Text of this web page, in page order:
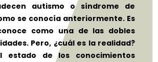
autismo o síndrome de
se conocía anteriormente. Es
como una de las dobles
Pero, ¿cuál es la realidad?
estado de los conocimientos